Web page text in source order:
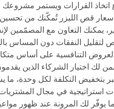
اتخاذ القرارات ويستمر
أسعار قص الليزر تُمكّنك من
يمكنك التعاون مع المصمّمين
لتقليل النفقات دون المساس
التنافسية على أساس
لك اختيار الشركاء الذين
بتخفيض التكلفة لكل وحدة،
استراتيجية في مجال المشتريات
يوفّر لك المرونة عند ظهور